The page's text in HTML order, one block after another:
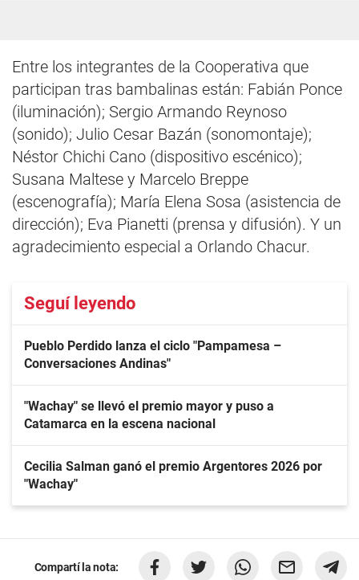
Entre los integrantes de la Cooperativa que
participan tras bambalinas están: Fabián Ponce
(iluminación); Sergio Armando Reynoso
(sonido); Julio Cesar Bazán (sonomontaje);
Néstor Chichi Cano (dispositivo escénico);
Susana Maltese y Marcelo Breppe
(escenografía); María Elena Sosa (asistencia de
dirección); Eva Pianetti (prensa y difusión). Y un
agradecimiento especial a Orlando Chacur.
Seguí leyendo
Pueblo Perdido lanza el ciclo "Pampamesa –
Conversaciones Andinas"
"Wachay" se llevó el premio mayor y puso a
Catamarca en la escena nacional
Cecilia Salman ganó el premio Argentores 2026 por
"Wachay"
Compartí la nota: